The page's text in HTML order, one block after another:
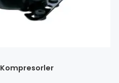
Kompresorler